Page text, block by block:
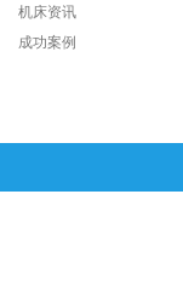
机床资讯
成功案例